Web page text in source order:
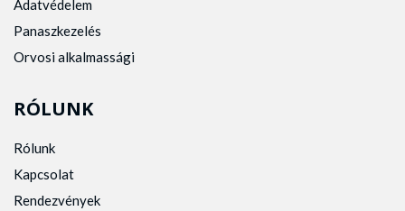
Adatvédelem
Panaszkezelés
Orvosi alkalmassági
RÓLUNK
Rólunk
Kapcsolat
Rendezvények